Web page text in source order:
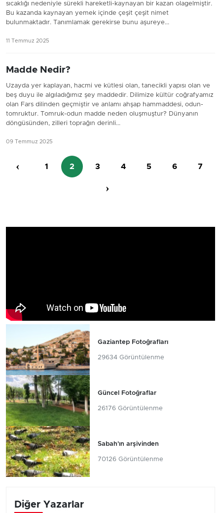
sıcaklığı nedeniyle sürekli hareketli-kaynayan bir kazan olagelmiştir.
Bu kazanda kaynayan yemek içinde çeşit çeşit nimet
bulunmaktadır. Tanımlamak gerekirse bunu aşureye...
11 Temmuz 2025
Madde Nedir?
Uzayda yer kaplayan, hacmi ve kütlesi olan, tanecikli yapısı olan ve
beş duyu ile algıladığımız şey maddedir. Dilimize kültür coğrafyamız
olan Fars dilinden geçmiştir ve anlamı ahşap hammaddesi, odun-
tomruktur. Tomruk-odun madde neden oluşmuştur? Dünyanın
döngüsünden, zilleri toprağın derinli...
09 Temmuz 2025
‹ 1 2 3 4 5 6 7
›
Gaziantep Fotoğrafları
29634 Görüntülenme
Güncel Fotoğraflar
26176 Görüntülenme
Sabah'ın arşivinden
70126 Görüntülenme
Diğer Yazarlar